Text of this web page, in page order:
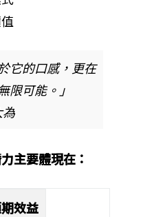
它的口感，更在
限可能。」
主要體現在：
效益